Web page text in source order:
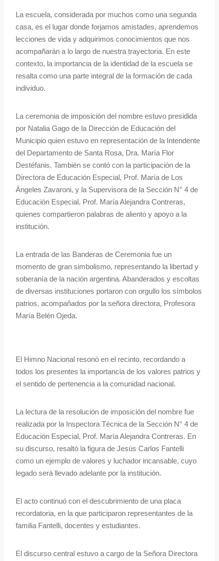
La escuela, considerada por muchos como una segunda
casa, es el lugar donde forjamos amistades, aprendemos
lecciones de vida y adquirimos conocimientos que nos
acompañarán a lo largo de nuestra trayectoria. En este
contexto, la importancia de la identidad de la escuela se
resalta como una parte integral de la formación de cada
individuo.
La ceremonia de imposición del nombre estuvo presidida
por Natalia Gago de la Dirección de Educación del
Municipio quien estuvo en representación de la Intendente
del Departamento de Santa Rosa, Dra. María Flor
Destéfanis. También se contó con la participación de la
Directora de Educación Especial, Prof. María de Los
Ángeles Zavaroni, y la Supervisora de la Sección N° 4 de
Educación Especial, Prof. María Alejandra Contreras,
quienes compartieron palabras de aliento y apoyo a la
institución.
La entrada de las Banderas de Ceremonia fue un
momento de gran simbolismo, representando la libertad y
soberanía de la nación argentina. Abanderados y escoltas
de diversas instituciones portaron con orgullo los símbolos
patrios, acompañados por la señora directora, Profesora
María Belén Ojeda.
El Himno Nacional resonó en el recinto, recordando a
todos los presentes la importancia de los valores patrios y
el sentido de pertenencia a la comunidad nacional.
La lectura de la resolución de imposición del nombre fue
realizada por la Inspectora Técnica de la Sección N° 4 de
Educación Especial, Prof. María Alejandra Contreras. En
su discurso, resaltó la figura de Jesús Carlos Fantelli
como un ejemplo de valores y luchador incansable, cuyo
legado será llevado adelante por la institución.
El acto continuó con el descubrimiento de una placa
recordatoria, en la que participaron representantes de la
familia Fantelli, docentes y estudiantes.
El discurso central estuvo a cargo de la Señora Directora